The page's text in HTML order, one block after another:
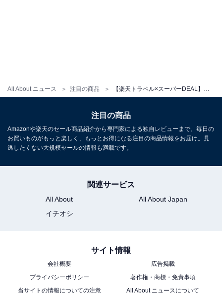
All About ニュース 注目の商品
注目の商品
Amazonや楽天のセール商品紹介から専門家による独自レビューまで、毎日の
お買いものがもっと楽しく、もっとお得になる注目の商品情報をお届け。見
逃したくない大規模セールの情報も満載です。
関連サービス
All About
All About Japan
イチオシ
サイト情報
会社概要
広告掲載
プライバシーポリシー
著作権・商標・免責事項
当サイトの情報についての注意
All About ニュースについて